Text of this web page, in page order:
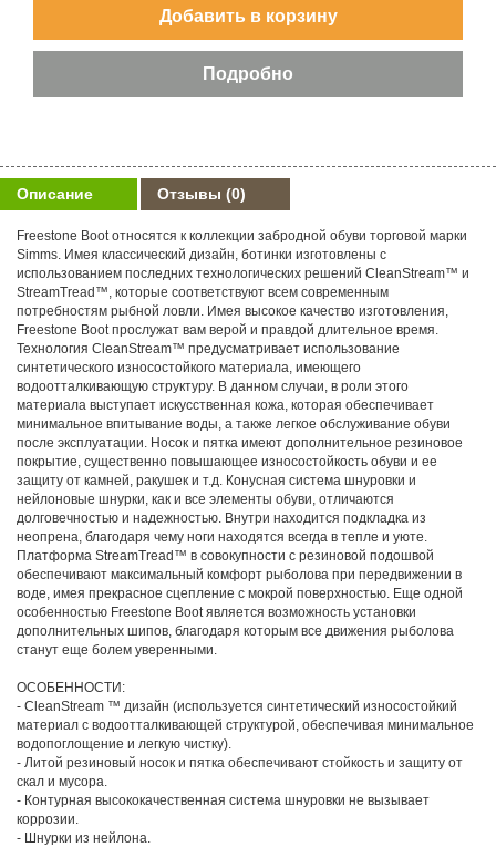
Описание Отзывы (0)
Freestone Boot относятся к коллекции забродной обуви торговой марки
Simms. Имея классический дизайн, ботинки изготовлены с
использованием последних технологических решений CleanStream™ и
StreamTread™, которые соответствуют всем современным
потребностям рыбной ловли. Имея высокое качество изготовления,
Freestone Boot прослужат вам верой и правдой длительное время.
Технология CleanStream™ предусматривает использование
синтетического износостойкого материала, имеющего
водоотталкивающую структуру. В данном случаи, в роли этого
материала выступает искусственная кожа, которая обеспечивает
минимальное впитывание воды, а также легкое обслуживание обуви
после эксплуатации. Носок и пятка имеют дополнительное резиновое
покрытие, существенно повышающее износостойкость обуви и ее
защиту от камней, ракушек и т.д. Конусная система шнуровки и
нейлоновые шнурки, как и все элементы обуви, отличаются
долговечностью и надежностью. Внутри находится подкладка из
неопрена, благодаря чему ноги находятся всегда в тепле и уюте.
Платформа StreamTread™ в совокупности с резиновой подошвой
обеспечивают максимальный комфорт рыболова при передвижении в
воде, имея прекрасное сцепление с мокрой поверхностью. Еще одной
особенностью Freestone Boot является возможность установки
дополнительных шипов, благодаря которым все движения рыболова
станут еще болем уверенными.
ОСОБЕННОСТИ:
- CleanStream ™ дизайн (используется синтетический износостойкий
материал с водоотталкивающей структурой, обеспечивая минимальное
водопоглощение и легкую чистку).
- Литой резиновый носок и пятка обеспечивают стойкость и защиту от
скал и мусора.
- Контурная высококачественная система шнуровки не вызывает
коррозии.
- Шнурки из нейлона.